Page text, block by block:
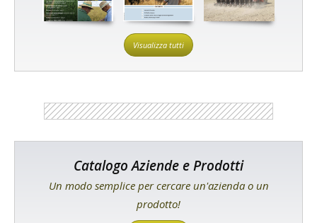
Visualizza tutti
Catalogo Aziende e Prodotti
Un modo semplice per cercare un'azienda o un
prodotto!